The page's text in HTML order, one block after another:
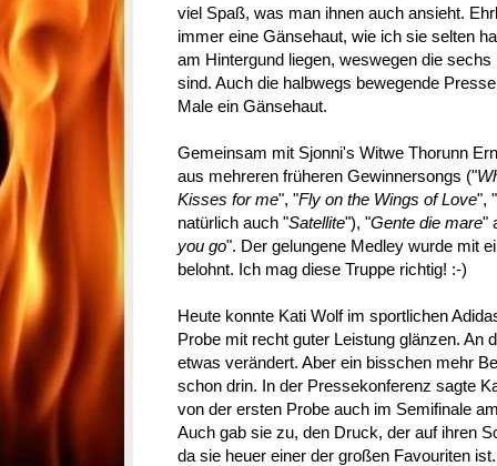
viel Spaß, was man ihnen auch ansieht.
immer eine Gänsehaut, wie ich sie selten
am Hintergund liegen, weswegen die
sind. Auch die halbwegs bewegende
Male ein Gänsehaut.
Gemeinsam mit Sjonni's Witwe Thorunn
aus mehreren früheren Gewinnersongs ("
Kisses for me", "Fly on the Wings of Love", "
natürlich auch "Satellite"), "Gente die mare"
you go". Der gelungene Medley wurde mit
belohnt. Ich mag diese Truppe richtig! :-)
Heute konnte Kati Wolf im sportlichen
Probe mit recht guter Leistung glänzen. An
etwas verändert. Aber ein bisschen mehr
schon drin. In der Pressekonferenz sagte
von der ersten Probe auch im Semifinale
Auch gab sie zu, den Druck, der auf ihren
da sie heuer einer der großen Favouriten